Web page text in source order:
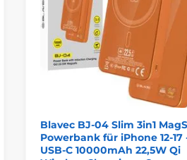
Blavec BJ-04 Slim 3in1
Powerbank für iPhone 12-17
USB-C 10000mAh 22,5W Qi